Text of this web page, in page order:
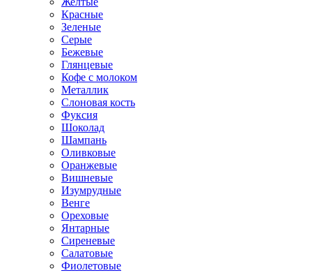
Красные
Зеленые
Серые
Бежевые
Глянцевые
Кофе с молоком
Металлик
Слоновая кость
Фуксия
Шоколад
Шампань
Оливковые
Оранжевые
Вишневые
Изумрудные
Венге
Ореховые
Янтарные
Сиреневые
Салатовые
Фиолетовые